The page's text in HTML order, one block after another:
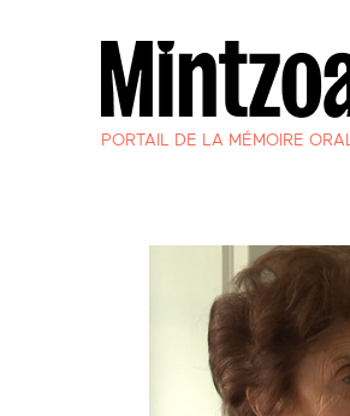
PORTAIL DE LA MÉMOIRE